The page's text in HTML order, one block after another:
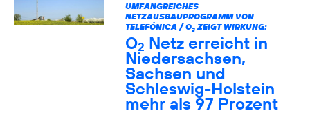
UMFANGREICHES
NETZAUSBAUPROGRAMM VON
TELEFÓNICA / O2ZEIGT WIRKUNG:
O2 Netz erreicht in
Niedersachsen,
Sachsen und
Schleswig-Holstein
mehr als 97 Prozent